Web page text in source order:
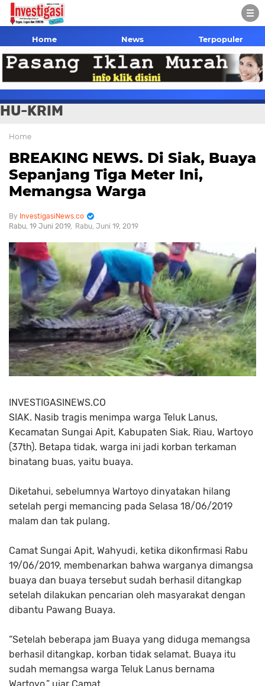
Home News Terpopuler
HU-KRIM
Home
BREAKING NEWS. Di Siak, Buaya
Sepanjang Tiga Meter Ini,
Memangsa Warga
InvestigasiNews.co
Rabu, 19 Juni 2019
Rabu, Juni 19, 2019
INVESTIGASINEWS.CO
SIAK. Nasib tragis menimpa warga Teluk Lanus,
Kecamatan Sungai Apit, Kabupaten Siak, Riau, Wartoyo
(37th). Betapa tidak, warga ini jadi korban terkaman
binatang buas, yaitu buaya.
Diketahui, sebelumnya Wartoyo dinyatakan hilang
setelah pergi memancing pada Selasa 18/06/2019
malam dan tak pulang.
Camat Sungai Apit, Wahyudi, ketika dikonfirmasi Rabu
19/06/2019, membenarkan bahwa warganya dimangsa
buaya dan buaya tersebut sudah berhasil ditangkap
setelah dilakukan pencarian oleh masyarakat dengan
dibantu Pawang Buaya.
“Setelah beberapa jam Buaya yang diduga memangsa
berhasil ditangkap, korban tidak selamat. Buaya itu
sudah memangsa warga Teluk Lanus bernama